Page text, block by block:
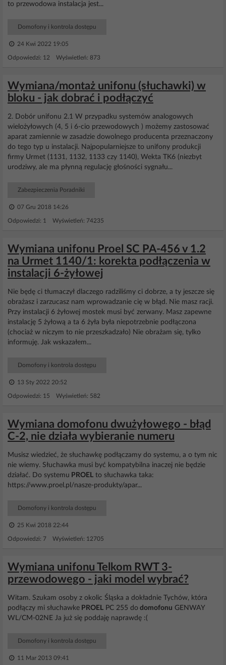
to przewodowa instalacja jest...
Domofony i kontrola dostępu
24 Kwi 2022 19:05
Odpowiedzi: 12 Wyświetleń: 873
Wymiana/montaż unifonu (słuchawki) w
bloku - jak dobrać i podłączyć
2. Dobór unifonu 2.1 W przypadku systemów analogowych
wielożyłowych (4, 5 i 6-cio przewodowych ) możemy zastosować
aparat zamiennie w zasadzie dowolnego producenta przeznaczony
do tego typ u instalacji. Najpopularniejsze to unifony produkcji
firmy Urmet (1131, 1132, 1133 czy 1140), Wekta TK6 (niezbyt
urodziwy, ale ma płynną regulację głośności sygnału...
Zabezpieczenia Poradniki
07 Gru 2018 14:26
Odpowiedzi: 1 Wyświetleń: 74235
Wymiana unifonu Proel SC PA-456 v 1.2
na Urmet 1140/1: korekta podłączenia w
instalacji 6-żyłowej
Nie będę ci tłumaczył dlaczego radziliśmy ci dobrze, a ty jeszcze się
obrażasz i zarzucasz nam wprowadzanie cię w błąd. Nie masz racji.
Przy instalacji 6 żyłowej mostek musi być zerwany. Masz zapewne
instalację 5 żyłową a ta 6 żyła była niepotrzebnie podłączona
(chociaż w niczym to nie przeszkadzało) Nie obrażam się, tylko
informuję. Jak wskazałem...
Domofony i kontrola dostępu
13 Sty 2022 20:52
Odpowiedzi: 15 Wyświetleń: 582
Wymiana domofonu dwużyłowego - błąd
C-2, nie działa wybieranie numeru
Musisz wiedzieć, że słuchawkę podłączamy do systemu, a o tym nic
nie wiemy. Słuchawka musi być kompatybilna inaczej nie będzie
działać. Do systemu PROEL to słuchawka taka:
https://www.proel.pl/nasze-produkty/apar...
Domofony i kontrola dostępu
25 Kwi 2018 22:44
Odpowiedzi: 7 Wyświetleń: 12705
Wymiana unifonu Telkom RWT 3-
przewodowego - jaki model wybrać?
Witam. Szukam osoby z okolic Śląska a dokładnie Tychów, która
podłączy mi słuchawke PROEL PC 255 do domofonu GENWAY
WL/CM-02NE Ja już się poddaję naprawdę :(
Domofony i kontrola dostępu
11 Mar 2013 09:41